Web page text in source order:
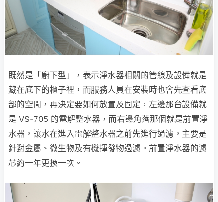
既然是「廚下型」，表示淨水器相關的管線及設備就是
藏在底下的櫃子裡，而服務人員在安裝時也會先查看底
部的空間，再決定要如何放置及固定，左邊那台設備就
是 VS-705 的電解整水器，而右邊角落那個就是前置淨
水器，讓水在進入電解整水器之前先進行過濾，主要是
針對金屬、微生物及有機揮發物過濾。前置淨水器的濾
芯約一年更換一次。